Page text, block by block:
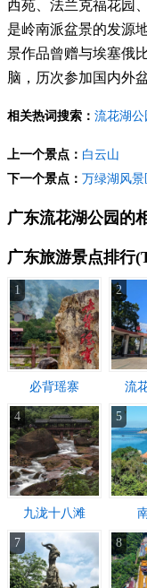
西苑、法兰克福花园
是岭南派盆景的发源
景作品曾赠与埃塞俄
脑，历次参加国内外
相关热词搜索： 流花湖公
上一个景点： 白云山
下一个景点： 万绿湖风景
广东流花湖公园的
广东旅游景点排行
1
必背瑶寨
2
流
4
九泷十八滩
5
7 8